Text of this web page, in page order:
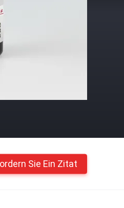
Sie Ein Zitat